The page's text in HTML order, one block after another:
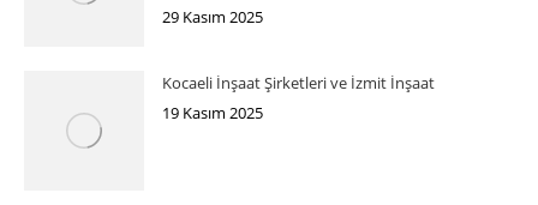
29 Kasım 2025
Kocaeli İnşaat Şirketleri ve İzmit İnşaat
19 Kasım 2025